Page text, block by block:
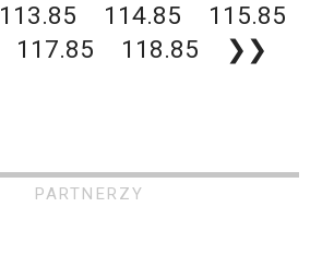
113.85 114.85
115.85
117.85 118.85 ❯❯
PARTNERZY